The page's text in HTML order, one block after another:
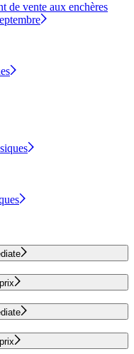
de vente aux enchères